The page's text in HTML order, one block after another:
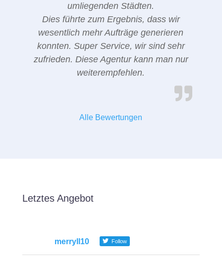
umliegenden Städten.
Dies führte zum Ergebnis, dass wir
wesentlich mehr Aufträge generieren
konnten. Super Service, wir sind sehr
zufrieden. Diese Agentur kann man nur
weiterempfehlen.
Alle Bewertungen
Letztes Angebot
merryll10 Follow